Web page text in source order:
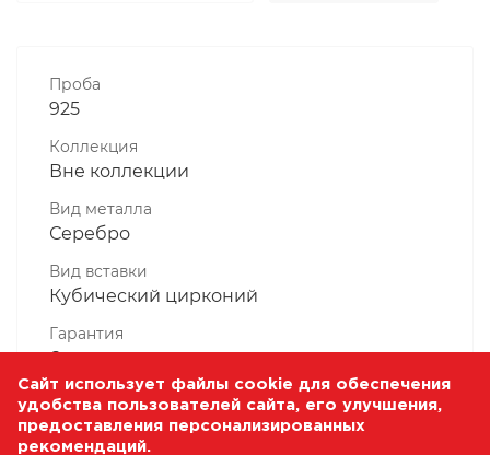
Проба
925
Коллекция
Вне коллекции
Вид металла
Серебро
Вид вставки
Кубический цирконий
Гарантия
6 месяцев
Комплектность, шт
1 Штука
Сайт использует файлы cookie для обеспечения
удобства пользователей сайта, его улучшения,
предоставления персонализированных
рекомендаций.